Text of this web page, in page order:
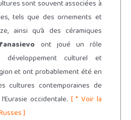
sont souvent associées à
tels que des ornements et
ainsi qu’à des céramiques
ont joué un rôle
culturel et
et ont probablement été en
cultures contemporaines de
occidentale. [ * Voir la
]